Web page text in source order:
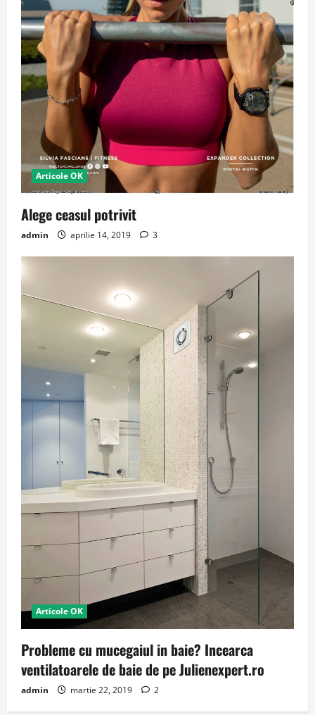
Articole OK
Alege ceasul potrivit
admin aprilie 14, 2019 3
Articole OK
Probleme cu mucegaiul in baie? Incearca
ventilatoarele de baie de pe Julienexpert.ro
admin martie 22, 2019 2